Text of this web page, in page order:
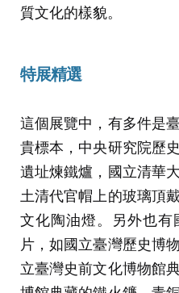
質文化的樣貌。
特展精選
這個展覽中，有多件是
貴標本，中央研究院歷
遺址煉鐵爐，國立清華
土清代官帽上的玻璃頂
文化陶油燈。另外也
片，如國立臺灣歷史博
立臺灣史前文化博物館